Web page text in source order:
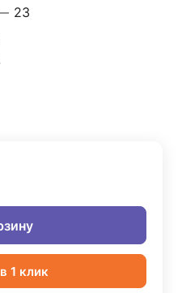
23
1 клик